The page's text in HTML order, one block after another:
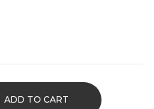
ADD TO CART